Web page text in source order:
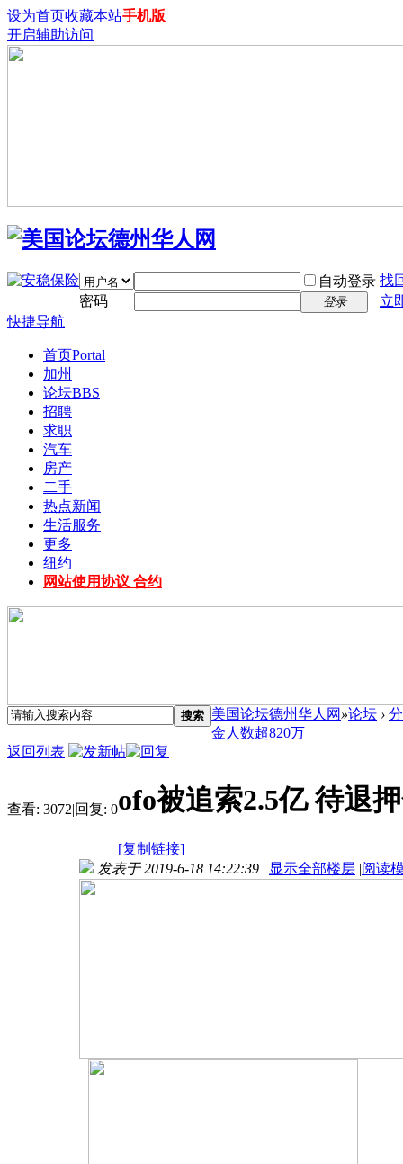
设为首页收藏本站手机版
开启辅助访问
自动登录 找
密码
登录
立
快捷导航
首页Portal
加州
论坛BBS
招聘
求职
汽车
房产
二手
热点新闻
生活服务
更多
纽约
网站使用协议 合约
搜索 美国论坛德州华人网 »论坛 ›
金人数超820万
返回列表
查看: 3072|回复: 0ofo被追索2.5亿 待退
[复制链接]
发表于 2019-6-18 14:22:39 | 显示全部楼层 |阅读